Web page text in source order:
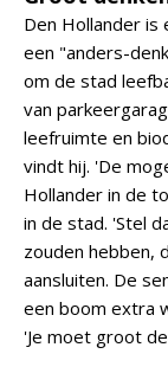
Den Hollander
een "anders-
om de stad
van
leefruimte en
vindt hij. 'De
Hollander in de
in de stad. 'Stel
zouden hebben,
aansluiten. De
een boom extra
'Je moet groot